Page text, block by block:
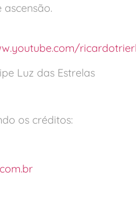
Luz das Estrelas
os créditos: